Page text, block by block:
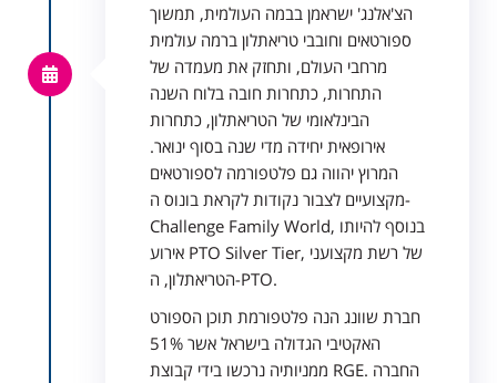
הצ'אלנג' ישראמן בבמה העולמית, תמשוך
ספורטאים וחובבי טריאתלון ברמה עולמית
מרחבי העולם, ותחזק את מעמדה של
התחרות, כתחרות חובה בלוח השנה
הבינלאומי של הטריאתלון, כתחרות
אירופאית יחידה מדי שנה בסוף ינואר.
המרוץ יהווה גם פלטפורמה לספורטאים
מקצועיים לצבור נקודות לקראת בונוס ה-
Challenge Family World, בנוסף להיותו
אירוע PTO Silver Tier, של רשת מקצועני
הטריאתלון, ה-PTO.
חברת שוונג הנה פלטפורמת תוכן הספורט
האקטיבי הגדולה בישראל אשר 51%
ממניותיה נרכשו בידי קבוצת RGE. החברה